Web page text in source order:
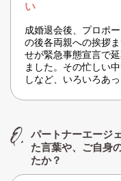
い
成婚退会後、プロポ
の後各両親への挨拶
せが緊急事態宣言で
ました。その忙しい
しなど、いろいろあ
パートナーエージ
た言葉や、ご自身
たか？